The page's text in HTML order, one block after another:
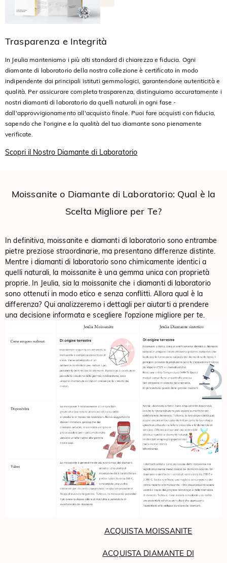
Trasparenza e Integrità
In Jeulia manteniamo i più alti standard di chiarezza e fiducia. Ogni
diamante di laboratorio della nostra collezione è certificato in modo
indipendente dai principali istituti gemmologici, garantendone autenticità e
qualità. Per assicurare completa trasparenza, distinguiamo accuratamente i
nostri diamanti di laboratorio da quelli naturali in ogni fase -
dall'approvvigionamento all'acquisto finale. Puoi fare acquisti con fiducia,
sapendo che l'origine e la qualità del tuo diamante sono pienamente
verificate.
Scopri il Nostro Diamante di Laboratorio
Moissanite o Diamante di Laboratorio: Qual è la
Scelta Migliore per Te?
In definitiva, moissanite e diamanti di laboratorio sono entrambe
pietre preziose straordinarie, ma presentano differenze distinte.
Mentre i diamanti di laboratorio sono chimicamente identici a
quelli naturali, la moissanite è una gemma unica con proprietà
proprie. In Jeulia, sia la moissanite che i diamanti di laboratorio
sono ottenuti in modo etico e senza conflitti. Allora qual è la
differenza? Qui analizzeremo i dettagli per aiutarti a prendere
una decisione informata e scegliere l'opzione migliore per te.
ACQUISTA MOISSANITE
ACQUISTA DIAMANTE DI